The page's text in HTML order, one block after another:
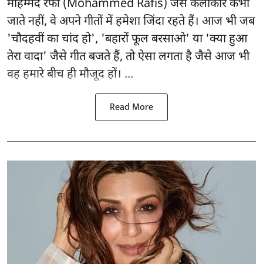
मोहम्मद रफी (Mohammed Rafis) जैसे कलाकार कभी
जाते नहीं, वे अपने गीतों में हमेशा जिंदा रहते हैं। आज भी जब
'चौदहवीं का चांद हो', 'बहारों फूल बरसाओ' या 'क्या हुआ
तेरा वादा' जैसे गीत बजते हैं, तो ऐसा लगता है जैसे आज भी
वह हमारे बीच ही मौजूद हों। ...
Read More